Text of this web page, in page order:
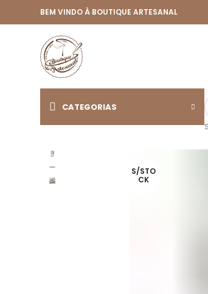
BEM VINDO À BOUTIQUE ARTESANAL
CATEGORIAS
S/STO
CK